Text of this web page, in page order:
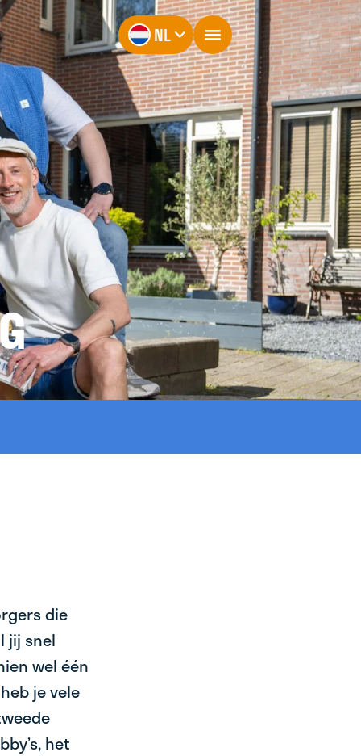
NL
die
jij snel
wel één
je vele
het